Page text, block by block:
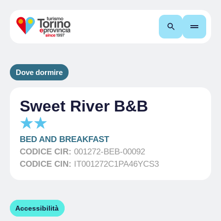
Cerca
Dove dormire
Sweet River B&B
BED AND BREAKFAST
CODICE CIR: 001272-BEB-00092
CODICE CIN: IT001272C1PA46YCS3
Accessibilità